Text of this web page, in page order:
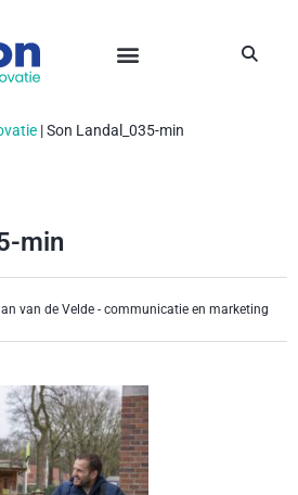
|Son Landal_035-min
min
van de Velde - communicatie en marketing